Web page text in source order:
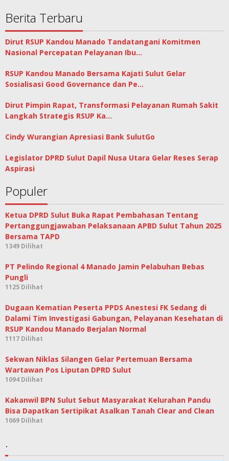
Berita Terbaru
Dirut RSUP Kandou Manado Tandatangani Komitmen
Nasional Percepatan Pelayanan Ibu…
RSUP Kandou Manado Bersama Kajati Sulut Gelar
Sosialisasi Good Governance dan Pe…
Dirut Pimpin Rapat, Transformasi Pelayanan Rumah Sakit
Langkah Strategis RSUP Ka…
Cindy Wurangian Apresiasi Bank SulutGo
Legislator DPRD Sulut Dapil Nusa Utara Gelar Reses Serap
Aspirasi
Populer
Ketua DPRD Sulut Buka Rapat Pembahasan Tentang
Pertanggungjawaban Pelaksanaan APBD Sulut Tahun 2025
Bersama TAPD
1349 Dilihat
PT Pelindo Regional 4 Manado Jamin Pelabuhan Bebas
Pungli
1125 Dilihat
Dugaan Kematian Peserta PPDS Anestesi FK Sedang di
Dalami Tim Investigasi Gabungan, Pelayanan Kesehatan di
RSUP Kandou Manado Berjalan Normal
1117 Dilihat
Sekwan Niklas Silangen Gelar Pertemuan Bersama
Wartawan Pos Liputan DPRD Sulut
1094 Dilihat
Kakanwil BPN Sulut Sebut Masyarakat Kelurahan Pandu
Bisa Dapatkan Sertipikat Asalkan Tanah Clear and Clean
1069 Dilihat
.